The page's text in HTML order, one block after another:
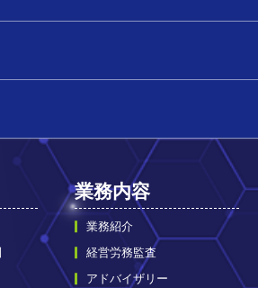
業務内容
業務紹介
経営労務監査
アドバイザリー